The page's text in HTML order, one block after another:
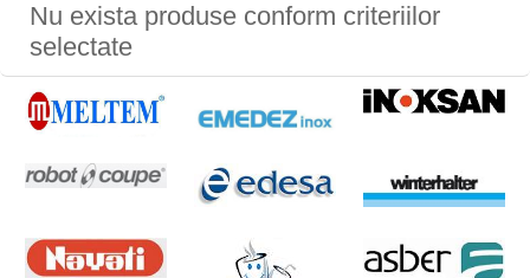
Nu exista produse conform criteriilor
selectate